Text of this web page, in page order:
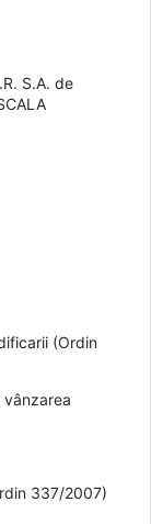
S.A. de
(Ordin
337/2007)